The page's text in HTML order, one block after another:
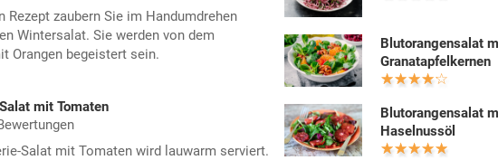
Rezept zaubern Sie im Handumdrehen
Wintersalat. Sie werden von dem
Orangen begeistert sein.
mit Tomaten
Salat mit Tomaten wird lauwarm serviert.
Blutorangensalat
Granatapfelkernen
Blutorangensalat
Haselnussöl